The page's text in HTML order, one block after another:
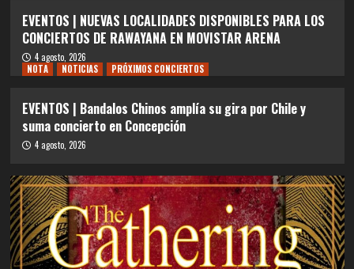
EVENTOS | NUEVAS LOCALIDADES DISPONIBLES PARA LOS
CONCIERTOS DE RAWAYANA EN MOVISTAR ARENA
4 agosto, 2026
NOTA
NOTICIAS PRÓXIMOS CONCIERTOS
EVENTOS | Bandalos Chinos amplía su gira por Chile y
suma concierto en Concepción
4 agosto, 2026